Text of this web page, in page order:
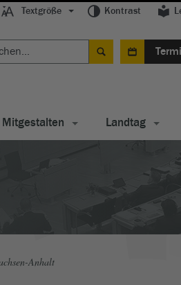
Textgröße Kontrast
Mitgestalten Landtag
Anhalt